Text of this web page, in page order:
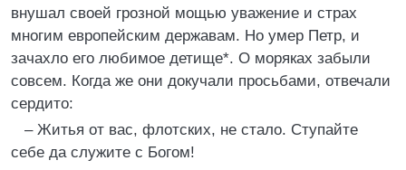
внушал своей грозной мощью уважение и страх
многим европейским державам. Но умер Петр, и
зачахло его любимое детище*. О моряках забыли
совсем. Когда же они докучали просьбами, отвечали
сердито:
– Житья от вас, флотских, не стало. Ступайте
себе да служите с Богом!